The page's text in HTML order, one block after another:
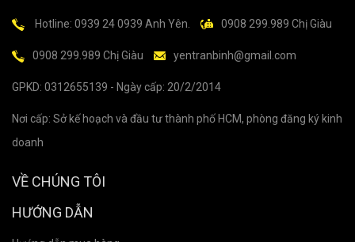
Hotline: 0939 24 0939 Anh Yên. 0908 299.989 Chị Giàu
0908 299.989 Chị Giàu yentranbinh@gmail.com
GPKD: 0312655139 - Ngày cấp: 20/2/2014
Nơi cấp: Sở kế hoạch và đầu tư thành phố HCM, phòng đăng ký kinh
doanh
VỀ CHÚNG TÔI
HƯỚNG DẪN